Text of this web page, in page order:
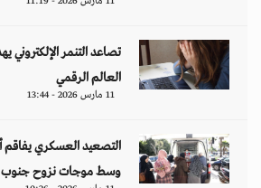
تصاعد التنمر الإلكتروني
العالم الرقمي
11 مارس 2026 - 13:44
التصعيد العسكري
وسط موجات نزوح جنوب